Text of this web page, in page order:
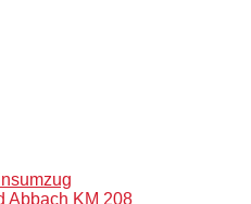
Abbach KM 208